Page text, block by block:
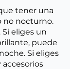
tener una
no nocturno.
eliges un
puede
Si eliges